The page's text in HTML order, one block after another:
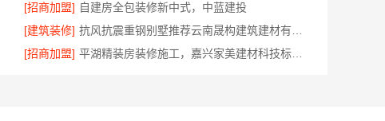
[招商加盟] 自建房全包装修新中式，中蓝建投
[建筑装修]
[招商加盟]